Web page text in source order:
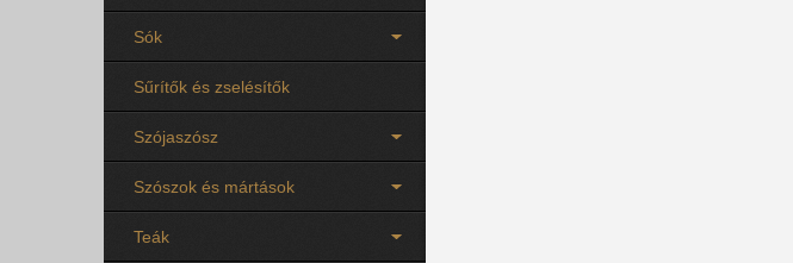
Sók
Sűrítők és zselésítők
Szójaszósz
Szószok és mártások
Teák